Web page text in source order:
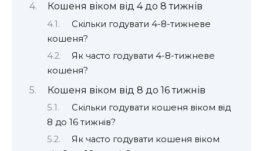
Кошеня віком від 4 до 8 тижнів
Скільки годувати 4-8-тижневе
кошеня?
Як часто годувати 4-8-тижневе
кошеня?
Кошеня віком від 8 до 16 тижнів
Скільки годувати кошеня віком від
8 до 16 тижнів?
Як часто годувати кошеня віком